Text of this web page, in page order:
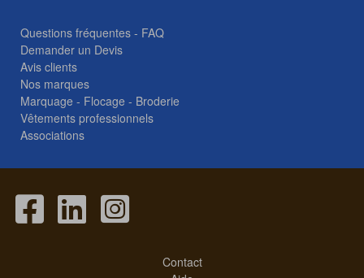
Questions fréquentes - FAQ
Demander un Devis
Avis clients
Nos marques
Marquage - Flocage - Broderie
Vêtements professionnels
Associations
Contact